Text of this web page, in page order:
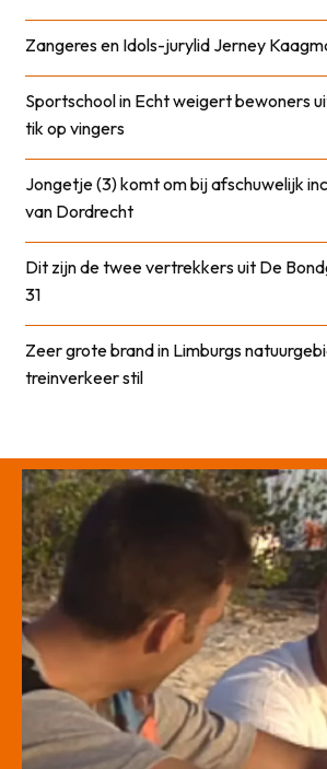
Zangeres en Idols-jurylid Jerney
Sportschool in Echt weigert bewoners
tik op vingers
Jongetje (3) komt om bij afschuwelijk
van Dordrecht
Dit zijn de twee vertrekkers uit De
31
Zeer grote brand in Limburgs
treinverkeer stil